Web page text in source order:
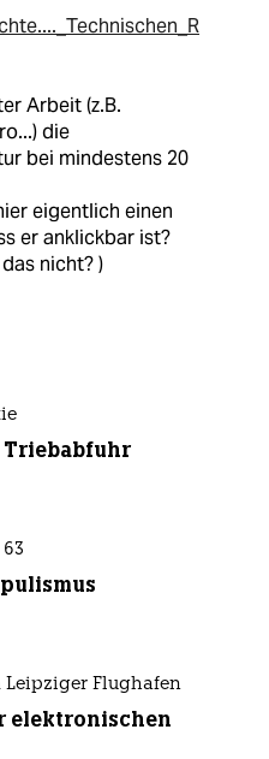
Arbeit (z.B.
die
bei mindestens 20
eigentlich einen
er anklickbar ist?
nicht? )
Triebabfuhr
Flughafen
elektronischen